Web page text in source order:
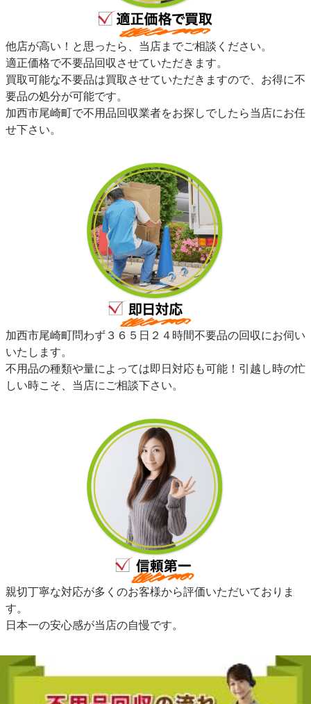
他店が高い！と思ったら、当店までご相談ください。
適正価格で不要品回収させていただきます。
買取可能な不要品は買取させていただきますので、お得に不
要品の処分が可能です。
加西市尾崎町で不用品回収業者をお探しでしたら当店にお任
せ下さい。
加西市尾崎町問わず３６５日２４時間不要品の回収にお伺い
いたします。
不用品の種類や量によっては即日対応も可能！引越し時の忙
しい時こそ、当店にご相談下さい。
親切丁寧な対応が多くのお客様から評価いただいておりま
す。
日本一の安心感が当店の自慢です。